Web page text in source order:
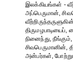
இலக்கியங்கள் -
அப்பெருமான்,
திருமழபாடியைப்,
நினைந்து,
சிவபெருமானின்,
அன்பர்கள்,